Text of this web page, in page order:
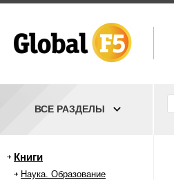
ВСЕ РАЗДЕЛЫ
Книги
Наука. Образование